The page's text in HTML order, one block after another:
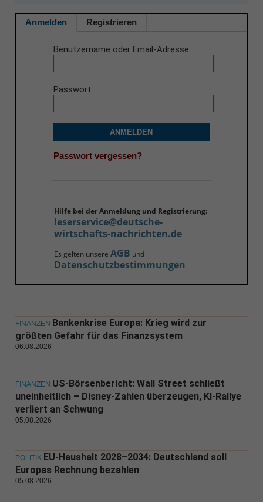
Anmelden Registrieren
Benutzername oder Email-Adresse
Passwort
ANMELDEN
Passwort vergessen?
Hilfe bei der Anmeldung und Registrierung:
leserservice@deutsche-
wirtschafts-nachrichten.de
Es gelten unsere AGB und
Datenschutzbestimmungen
FINANZEN Bankenkrise Europa: Krieg wird zur
größten Gefahr für das Finanzsystem
06.08.2026
FINANZEN US-Börsenbericht: Wall Street schließt
uneinheitlich – Disney-Zahlen überzeugen, KI-Rallye
verliert an Schwung
05.08.2026
POLITIK EU-Haushalt 2028–2034: Deutschland soll
Europas Rechnung bezahlen
05.08.2026